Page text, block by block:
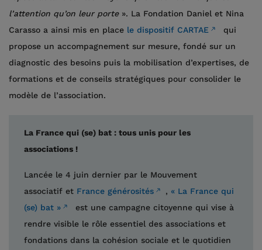
l’attention qu’on leur porte». La Fondation Daniel et Nina
Carasso a ainsi mis en place le dispositif CARTAE
qui
propose un accompagnement sur mesure, fondé sur un
diagnostic des besoins puis la mobilisation d’expertises, de
formations et de conseils stratégiques pour consolider le
modèle de l’association.
La France qui (se) bat : tous unis pour les
associations !
Lancée le 4 juin dernier par le Mouvement
associatif et France générosités , « La France qui
(se) bat »
est une campagne citoyenne qui vise à
rendre visible le rôle essentiel des associations et
fondations dans la cohésion sociale et le quotidien